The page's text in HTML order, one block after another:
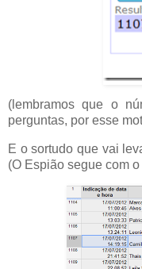
(lembramos que o
perguntas, por esse
E o sortudo que vai
(O Espião segue com